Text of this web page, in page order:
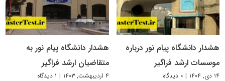
هشدار دانشگاه پیام نور درباره
موسسات ارشد فراگیر
۱۴ دی, ۱۴۰۴ | ۰ دیدگاه
هشدار دانشگاه پیام نور به
متقاضیان ارشد فراگیر
۴ اردیبهشت, ۱۴۰۳ | ۱ دیدگاه